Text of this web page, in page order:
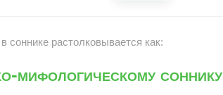
соннике растолковывается как:
мифологическому соннику